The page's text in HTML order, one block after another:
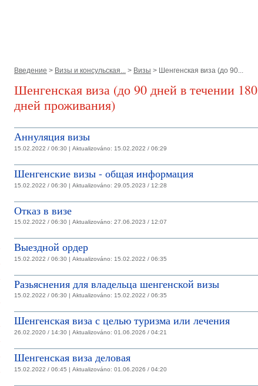
Введение > Визы и консульская... > Визы > Шенгенская виза (до 90...
Шенгенская виза (до 90 дней в течении 180
дней проживания)
Аннуляция визы
15.02.2022 / 06:30 | Aktualizováno: 15.02.2022 / 06:29
Шенгенские визы - общая информация
15.02.2022 / 06:30 | Aktualizováno: 29.05.2023 / 12:28
Отказ в визе
15.02.2022 / 06:30 | Aktualizováno: 27.06.2023 / 12:07
Выездной ордер
15.02.2022 / 06:30 | Aktualizováno: 15.02.2022 / 06:35
Разьяснения для владельца шенгенской визы
15.02.2022 / 06:30 | Aktualizováno: 15.02.2022 / 06:35
Шенгенская виза с целью туризма или лечения
26.02.2020 / 14:30 | Aktualizováno: 01.06.2026 / 04:21
Шенгенская виза деловая
15.02.2022 / 06:45 | Aktualizováno: 01.06.2026 / 04:20